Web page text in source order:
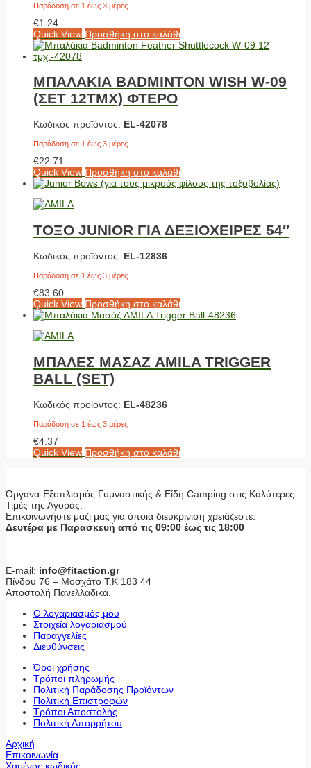
Παράδοση σε 1 έως 3 μέρες
€1.24
Quick View Προσθήκη στο καλάθι
ΜΠΑΛΑΚΙΑ BADMINTON WISH W-09
(ΣΕΤ 12ΤΜΧ) ΦΤΕΡΟ
Κωδικός προϊόντος: EL-42078
Παράδοση σε 1 έως 3 μέρες
€22.71
Quick View Προσθήκη στο καλάθι
ΤΟΞΟ JUNIOR ΓΙΑ ΔΕΞΙΟΧΕΙΡΕΣ 54″
Κωδικός προϊόντος: EL-12836
Παράδοση σε 1 έως 3 μέρες
€83.60
Quick View Προσθήκη στο καλάθι
ΜΠΑΛΕΣ ΜΑΣΑΖ AMILA TRIGGER
BALL (SET)
Κωδικός προϊόντος: EL-48236
Παράδοση σε 1 έως 3 μέρες
€4.37
Quick View Προσθήκη στο καλάθι
Όργανα-Εξοπλισμός Γυμναστικής & Είδη Camping στις Καλύτερες
Τιμές της Αγοράς.
Επικοινωνήστε μαζί μας για όποια διευκρίνιση χρειάζεστε.
Δευτέρα με Παρασκευή από τις 09:00 έως τις 18:00
E-mail: info@fitaction.gr
Πίνδου 76 – Μοσχάτο Τ.Κ 183 44
Αποστολή Πανελλαδικά.
Ο λογαριασμός μου
Στοιχεία λογαριασμού
Παραγγελίες
Διευθύνσεις
Όροι χρήσης
Τρόποι πληρωμής
Πολιτική Παράδοσης Προϊόντων
Πολιτική Επιστροφών
Τρόποι Αποστολής
Πολιτική Απορρήτου
Αρχική
Επικοινωνία